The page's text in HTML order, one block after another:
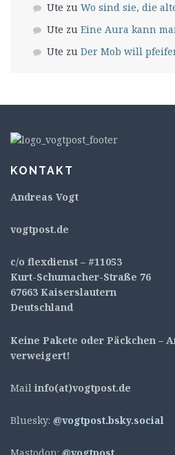
Ute zu Wo sind sie, die
Ute zu Eine Aura kann
Ute zu Der Mob will
KONTAKT
Andreas Vogt
vogtpost.de
c/o flexdienst – #11053
Kurt-Schumacher-Straße 76
67663 Kaiserslautern
Deutschland
Keine Pakete oder Päckchen –
verweigert!
Mail info(at)vogtpost.de
Bluesky: @vogtpost.bsky.social